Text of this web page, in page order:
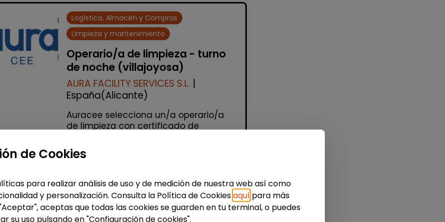
Logística, Almacén y Compras
Limpieza y mantenimiento
Operario/a de limpieza - turno
de noche (villajoyosa)
AURA FACILITY SERVICES S.L. |
España(Alicante)
Auracee selecciona un/a operario/a
de limpieza con certificado de
de noche en una fábrica situada en
Villajoyosa. La persona seleccionada
% de respuesta: 100,00%
de Cookies
para realizar análisis de uso y de medición de nuestra web así como
y personalización. Consulta la Política de Cookiesaquí para más
aceptas que todas las cookies se guarden en tu terminal, o puedes
su uso pulsando en "Configuración de cookies".